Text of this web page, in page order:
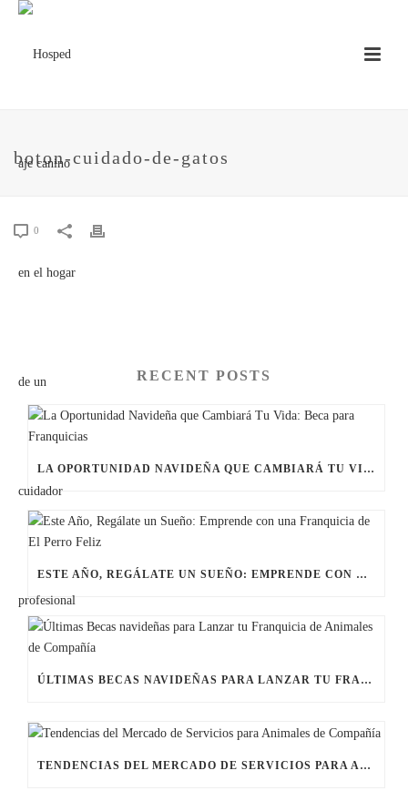
boton-cuidado-de-gatos
0
RECENT POSTS
LA OPORTUNIDAD NAVIDEÑA QUE CAMBIARÁ TU VIDA: BECA PARA FRANQUICIAS
ESTE AÑO, REGÁLATE UN SUEÑO: EMPRENDE CON UNA FRANQUICIA DE EL PERRO FELIZ
ÚLTIMAS BECAS NAVIDEÑAS PARA LANZAR TU FRANQUICIA DE ANIMALES DE COMPAÑÍA
TENDENCIAS DEL MERCADO DE SERVICIOS PARA ANIMALES DE COMPAÑÍA